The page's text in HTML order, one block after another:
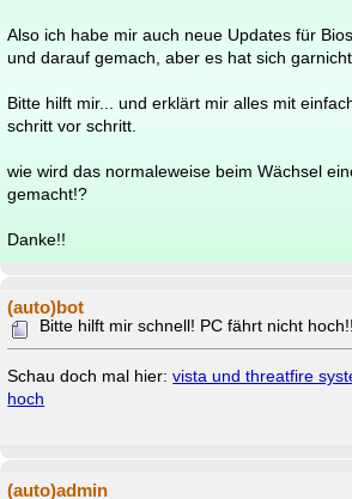
Also ich habe mir auch neue Updates für
und darauf gemach, aber es hat sich
Bitte hilft mir... und erklärt mir alles mit
schritt vor schritt.
wie wird das normaleweise beim Wächsel
gemacht!?
Danke!!
(auto)bot
Bitte hilft mir schnell! PC fährt nicht
Schau doch mal hier:vista und threatfire
hoch
(auto)admin